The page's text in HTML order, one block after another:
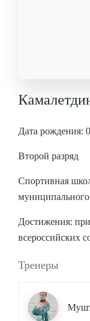
Дата рождения:
Второй разряд
Спортивная
Достижения:
всероссийских
Тренеры